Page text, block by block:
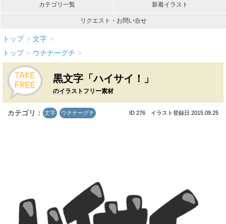
カテゴリ一覧 新着イラスト
リクエスト・お問い合せ
トップ > 文字 >
トップ > ウチナーグチ >
黒文字「ハイサイ！」
のイラストフリー素材
カテゴリ： 文字 ウチナーグチ ID 276 イラスト登録日 2015.09.25